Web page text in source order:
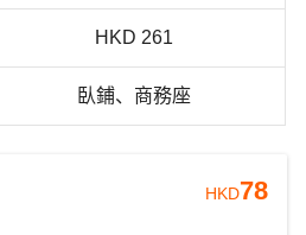
HKD 261
臥鋪、商務座
HKD78